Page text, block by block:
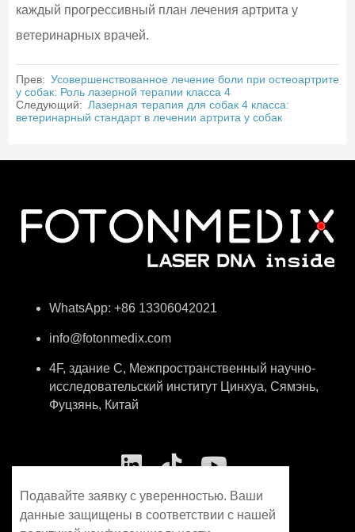
каждый прогрессивный план лечения артрита у
ветеринарных врачей.
Прев: Усовершенствованное лечение боли при остеоартрите
у собак: Роль лазерной терапии класса 4
Следующий: Лазерная терапия для собак 4 класса:
ветеринарный стандарт в лечении артрита у собак
WhatsApp: +86 13306042021
info@fotonmedix.com
4F, здание C, Межпространственный научно-
исследовательский институт Цинхуа, Сямэнь,
Фуцзянь, Китай
Подавайте заявку с уверенностью. Ваши
данные защищены в соответствии с нашей